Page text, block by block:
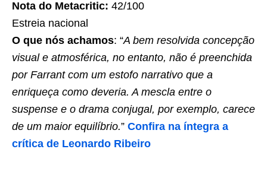
Nota do Metacritic: 42/100
Estreia nacional
O que nós achamos: “A bem resolvida concepção
visual e atmosférica, no entanto, não é preenchida
por Farrant com um estofo narrativo que a
enriqueça como deveria. A mescla entre o
suspense e o drama conjugal, por exemplo, carece
de um maior equilíbrio.” Confira na íntegra a
crítica de Leonardo Ribeiro